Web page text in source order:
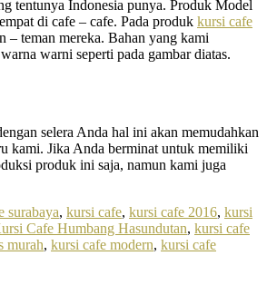
tentunya Indonesia punya. Produk Model
di cafe – cafe. Pada produk kursi cafe
– teman mereka. Bahan yang kami
warni seperti pada gambar diatas.
selera Anda hal ini akan memudahkan
kami. Jika Anda berminat untuk memiliki
produk ini saja, namun kami juga
surabaya, kursi cafe, kursi cafe 2016, kursi
Cafe Humbang Hasundutan, kursi cafe
murah, kursi cafe modern, kursi cafe